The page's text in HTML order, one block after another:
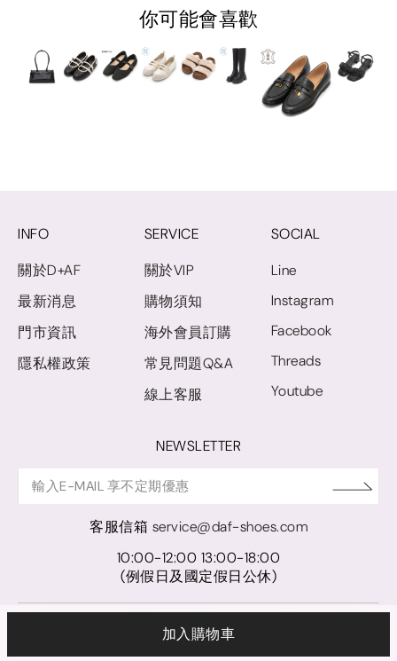
加入購物車
你可能會喜歡
INFO
關於D+AF
最新消息
門市資訊
隱私權政策
SERVICE
關於VIP
購物須知
海外會員訂購
常見問題Q&A
線上客服
SOCIAL
Line
Instagram
Facebook
Threads
Youtube
NEWSLETTER
客服信箱 service@daf-shoes.com
10:00-12:00 13:00-18:00
(例假日及國定假日公休)
© D+AF. 2024 晨希時尚股份有限公司｜統一編號 27921248